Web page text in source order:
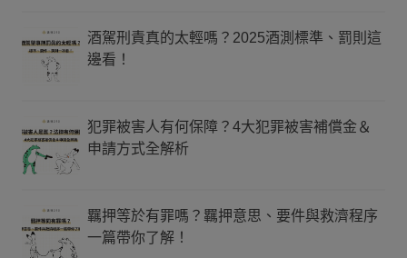
酒駕刑責真的太輕嗎？2025酒測標準、罰則這
邊看！
犯罪被害人有何保障？4大犯罪被害補償金＆
申請方式全解析
羈押等於有罪嗎？羈押意思、要件與救濟程序
一篇帶你了解！